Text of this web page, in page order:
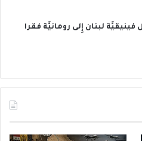
فينيقيَّة لبنان إِلى رومانيَّة فقرا